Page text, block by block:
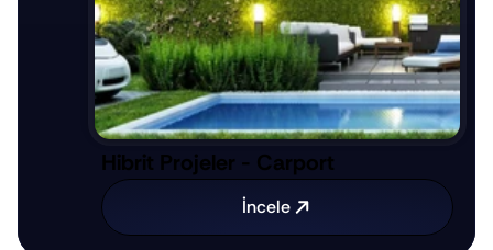
Hibrit Projeler - Carport
İncele